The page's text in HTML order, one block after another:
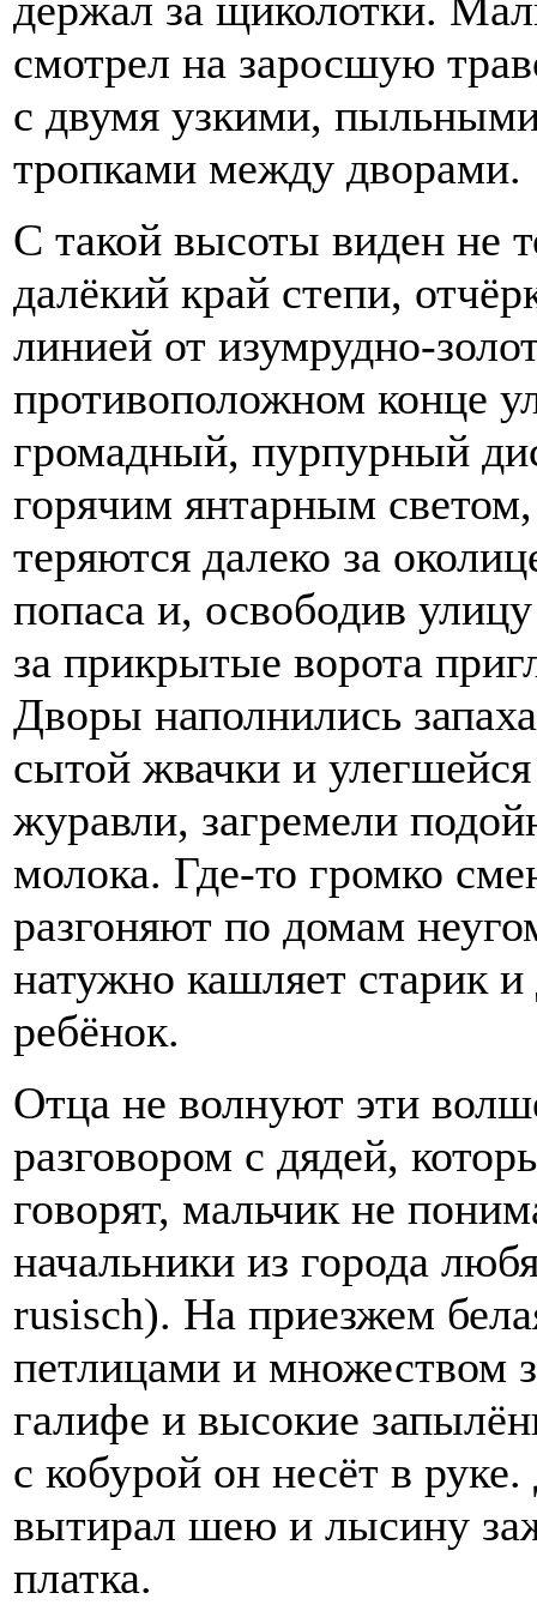
держал за щиколотки.
смотрел на заросшую
с двумя узкими,
тропками между дворами.
С такой высоты виден не
далёкий край степи,
линией от изумрудно-
противоположном конце
громадный, пурпурный
горячим янтарным
теряются далеко за
попаса и, освободив
за прикрытые ворота
Дворы наполнились
сытой жвачки и
журавли, загремели
молока. Где-то громко
разгоняют по домам
натужно кашляет старик
ребёнок.
Отца не волнуют эти
разговором с дядей,
говорят, мальчик не
начальники из города
rusisch). На приезжем
петлицами и множеством
галифе и высокие
с кобурой он несёт в
вытирал шею и лысину
платка.